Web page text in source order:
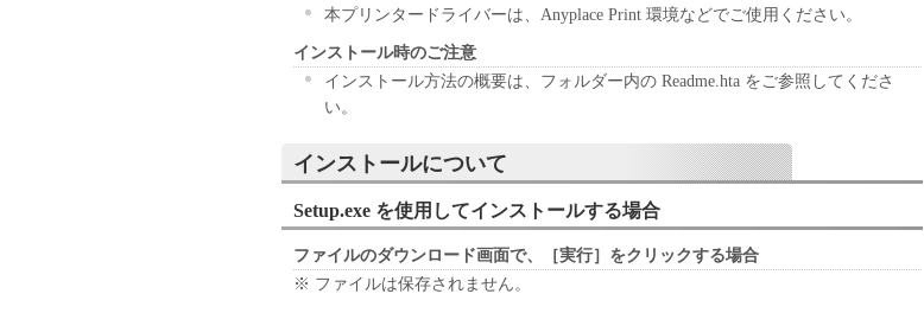
4. OWNERSHIP
rights in and to the Software. Except as expressly provided herein, no license or right,
express or implied, is hereby conveyed or granted by Canon to you for any intellectual
property of Canon and its licensors.
You agree to comply with all export laws and restrictions and regulations of the country
of any such laws, restrictions and regulations, or without all necessary approvals.
6. NO SUPPORT
NEITHER CANON, CANON'S SUBSIDIARIES OR AFFILIATES, THEIR
DISTRIBUTORS, OR DEALERS NOR CANON'S LICENSORS ARE RESPONSIBLE
本プリンタードライバーは、Anyplace Print 環境などでご使用ください。
インストール時のご注意
インストール方法の概要は、フォルダー内の Readme.hta をご参照してくださ
い。
インストールについて
Setup.exe を使用してインストールする場合
ファイルのダウンロード画面で、［実行］をクリックする場合
※ ファイルは保存されません。